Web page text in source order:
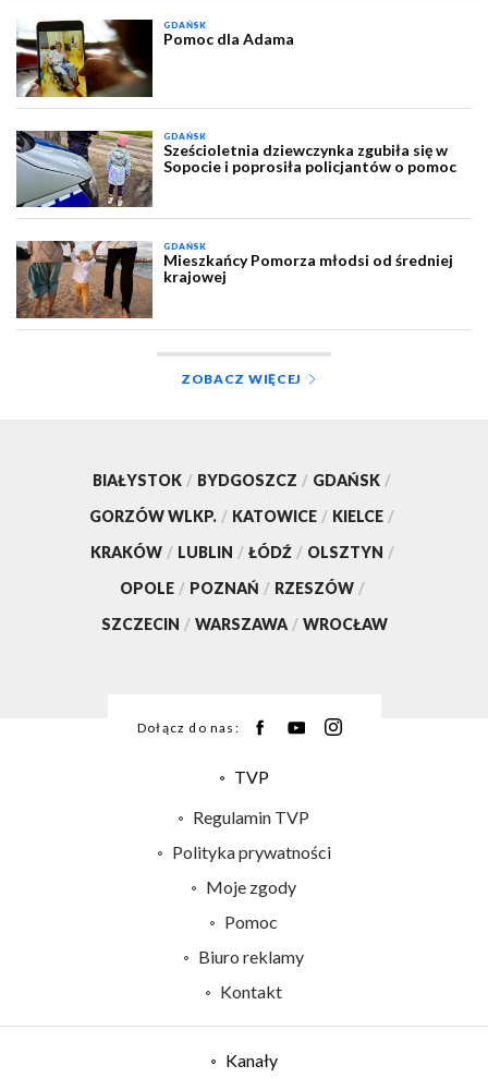
GDAŃSK
Pomoc dla Adama
GDAŃSK
Sześcioletnia dziewczynka zgubiła się w
Sopocie i poprosiła policjantów o pomoc
GDAŃSK
Mieszkańcy Pomorza młodsi od średniej
krajowej
ZOBACZ WIĘCEJ
BIAŁYSTOK / BYDGOSZCZ / GDAŃSK /
GORZÓW WLKP. / KATOWICE / KIELCE /
KRAKÓW / LUBLIN / ŁÓDŹ / OLSZTYN /
OPOLE / POZNAŃ / RZESZÓW /
SZCZECIN / WARSZAWA / WROCŁAW
Dołącz do nas:
TVP
Centrum informacji TVP
Naziemna Telewizja Cyfrowa
System NOS
Regulamin TVP
Polityka prywatności
Moje zgody
Pomoc
Biuro reklamy
Kontakt
Kanały